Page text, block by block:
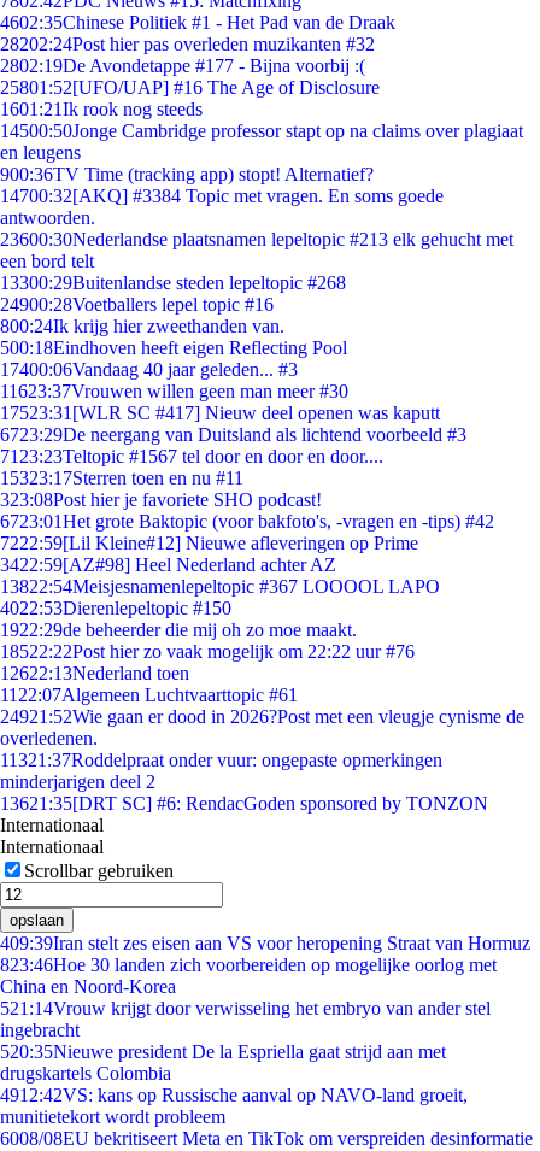
4602:35Chinese Politiek #1 - Het Pad van de Draak
28202:24Post hier pas overleden muzikanten #32
2802:19De Avondetappe #177 - Bijna voorbij :(
25801:52[UFO/UAP] #16 The Age of Disclosure
1601:21Ik rook nog steeds
14500:50Jonge Cambridge professor stapt op na claims over plagiaat
en leugens
900:36TV Time (tracking app) stopt! Alternatief?
14700:32[AKQ] #3384 Topic met vragen. En soms goede
antwoorden.
23600:30Nederlandse plaatsnamen lepeltopic #213 elk gehucht met
een bord telt
13300:29Buitenlandse steden lepeltopic #268
24900:28Voetballers lepel topic #16
800:24Ik krijg hier zweethanden van.
500:18Eindhoven heeft eigen Reflecting Pool
17400:06Vandaag 40 jaar geleden... #3
11623:37Vrouwen willen geen man meer #30
17523:31 [WLR SC #417] Nieuw deel openen was kaputt
6723:29De neergang van Duitsland als lichtend voorbeeld #3
71 23:23Teltopic #1567 tel door en door en door....
15323:17Sterren toen en nu #11
323:08Post hier je favoriete SHO podcast!
6723:01Het grote Baktopic (voor bakfoto's, -vragen en -tips) #42
7222:59[Lil Kleine#12] Nieuwe afleveringen op Prime
3422:59[AZ#98] Heel Nederland achter AZ
13822:54Meisjesnamenlepeltopic #367 LOOOOL LAPO
4022:53Dierenlepeltopic #150
1922:29de beheerder die mij oh zo moe maakt.
18522:22Post hier zo vaak mogelijk om 22:22 uur #76
12622:13Nederland toen
11 22:07Algemeen Luchtvaarttopic #61
24921:52Wie gaan er dood in 2026?Post met een vleugje cynisme de
overledenen.
11321:37Roddelpraat onder vuur: ongepaste opmerkingen
minderjarigen deel 2
13621:35[DRT SC] #6: RendacGoden sponsored by TONZON
Internationaal
Internationaal
Scrollbar gebruiken
opslaan
409:39Iran stelt zes eisen aan VS voor heropening Straat van Hormuz
823:46Hoe 30 landen zich voorbereiden op mogelijke oorlog met
China en Noord-Korea
521:14Vrouw krijgt door verwisseling het embryo van ander stel
ingebracht
520:35Nieuwe president De la Espriella gaat strijd aan met
drugskartels Colombia
4912:42VS: kans op Russische aanval op NAVO-land groeit,
munitietekort wordt probleem
6008/08EU bekritiseert Meta en TikTok om verspreiden desinformatie